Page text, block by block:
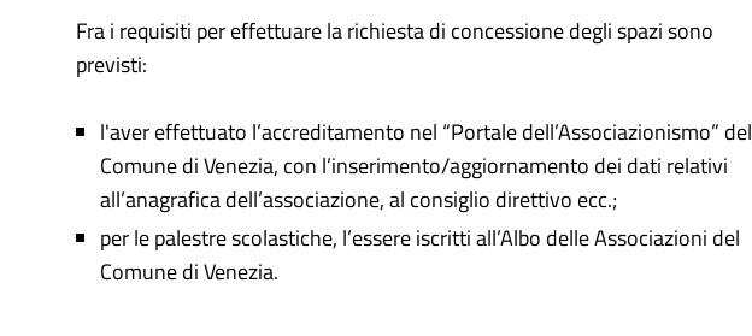
Fra i requisiti per effettuare la richiesta di concessione degli spazi sono
previsti:
l'aver effettuato l’accreditamento nel “Portale dell’Associazionismo” del
Comune di Venezia, con l’inserimento/aggiornamento dei dati relativi
all’anagrafica dell’associazione, al consiglio direttivo ecc.;
per le palestre scolastiche, l’essere iscritti all’Albo delle Associazioni del
Comune di Venezia.